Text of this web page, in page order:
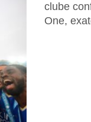
clube
One,